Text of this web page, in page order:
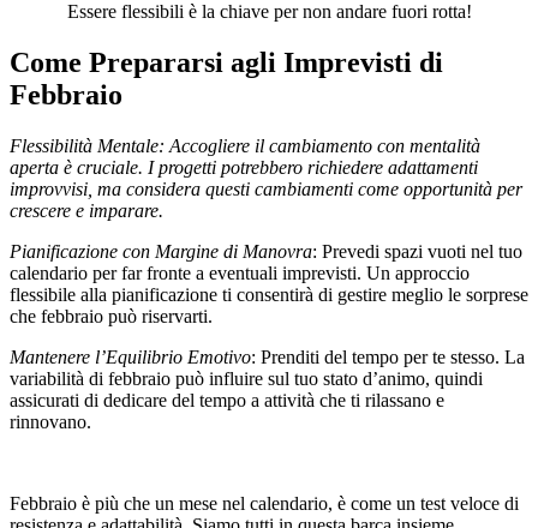
Essere flessibili è la chiave per non andare fuori rotta!
Come Prepararsi agli Imprevisti di
Febbraio
Flessibilità Mentale: Accogliere il cambiamento con mentalità
aperta è cruciale. I progetti potrebbero richiedere adattamenti
improvvisi, ma considera questi cambiamenti come opportunità per
crescere e imparare.
Pianificazione con Margine di Manovra: Prevedi spazi vuoti nel tuo
calendario per far fronte a eventuali imprevisti. Un approccio
flessibile alla pianificazione ti consentirà di gestire meglio le sorprese
che febbraio può riservarti.
Mantenere l’Equilibrio Emotivo: Prenditi del tempo per te stesso. La
variabilità di febbraio può influire sul tuo stato d’animo, quindi
assicurati di dedicare del tempo a attività che ti rilassano e
rinnovano.
Febbraio è più che un mese nel calendario, è come un test veloce di